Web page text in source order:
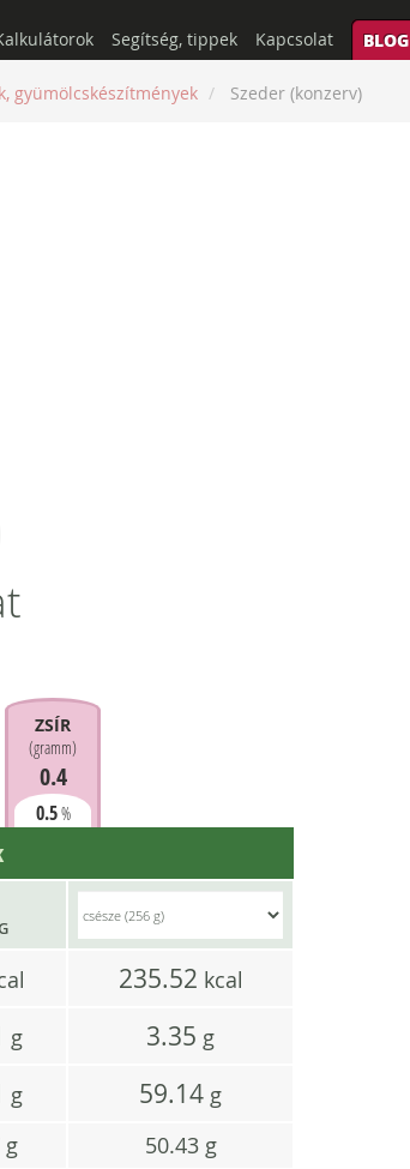
Segítség, tippek Kapcsolat BLOG
gyümölcskészítmények Szeder (konzerv)
ZSÍR
(gramm)
0.4
0.5%
235.52 kcal
g 3.35 g
g 59.14 g
g 50.43 g